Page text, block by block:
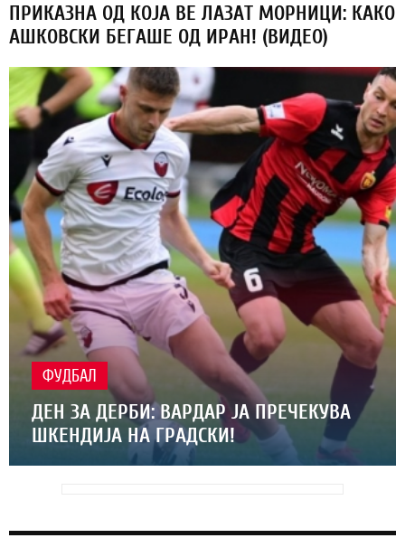
ПРИКАЗНА ОД КОЈА ВЕ ЛАЗАТ МОРНИЦИ: КАКО
АШКОВСКИ БЕГАШЕ ОД ИРАН! (ВИДЕО)
ФУДБАЛ
ДЕН ЗА ДЕРБИ: ВАРДАР ЈА ПРЕЧЕКУВА
ШКЕНДИЈА НА ГРАДСКИ!